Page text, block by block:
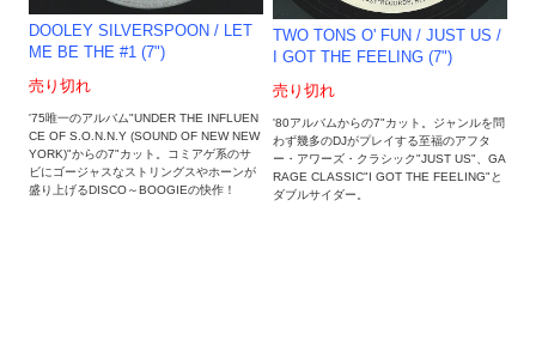
DOOLEY SILVERSPOON / LET
ME BE THE #1 (7")
売り切れ
'75唯一のアルバム"UNDER THE INFLUEN
CE OF S.O.N.N.Y (SOUND OF NEW NEW
YORK)"からの7"カット。コミアゲ系のサ
ビにゴージャスなストリングスやホーンが
盛り上げるDISCO～BOOGIEの快作！
TWO TONS O' FUN / JUST US /
I GOT THE FEELING (7")
売り切れ
'80アルバムからの7"カット。ジャンルを問
わず幾多のDJがプレイする至福のアフタ
ー・アワーズ・クラシック"JUST US"、GA
RAGE CLASSIC"I GOT THE FEELING"と
ダブルサイダー。